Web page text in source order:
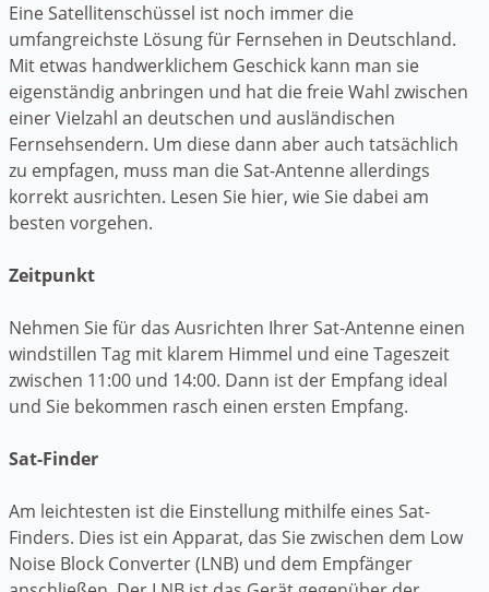
Eine Satellitenschüssel ist noch immer die
umfangreichste Lösung für Fernsehen in Deutschland.
Mit etwas handwerklichem Geschick kann man sie
eigenständig anbringen und hat die freie Wahl zwischen
einer Vielzahl an deutschen und ausländischen
Fernsehsendern. Um diese dann aber auch tatsächlich
zu empfagen, muss man die Sat-Antenne allerdings
korrekt ausrichten. Lesen Sie hier, wie Sie dabei am
besten vorgehen.
Zeitpunkt
Nehmen Sie für das Ausrichten Ihrer Sat-Antenne einen
windstillen Tag mit klarem Himmel und eine Tageszeit
zwischen 11:00 und 14:00. Dann ist der Empfang ideal
und Sie bekommen rasch einen ersten Empfang.
Sat-Finder
Am leichtesten ist die Einstellung mithilfe eines Sat-
Finders. Dies ist ein Apparat, das Sie zwischen dem Low
Noise Block Converter (LNB) und dem Empfänger